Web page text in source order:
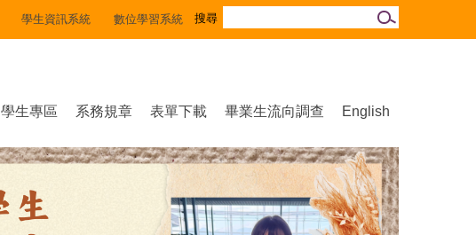
學生專區 系務規章 表單下載 畢業生流向調查 English
學生資訊系統 數位學習系統